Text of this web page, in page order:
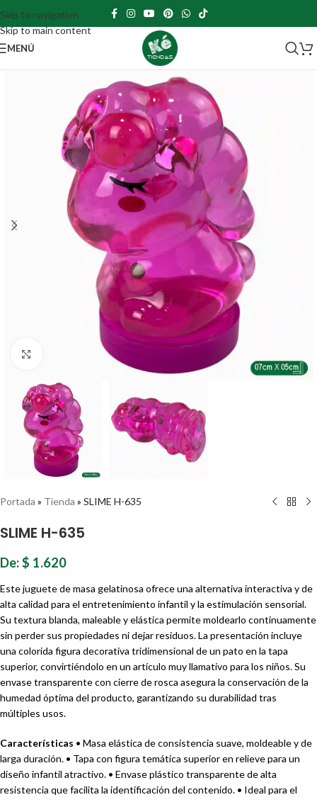
Skip to navigation
Skip to main content
MENÚ
Haz clic para ampliar
Portada » Tienda » SLIME H-635
SLIME H-635
De:$ 1.620
Este juguete de masa gelatinosa ofrece una alternativa interactiva y de
alta calidad para el entretenimiento infantil y la estimulación sensorial.
Su textura blanda, maleable y elástica permite moldearlo continuamente
sin perder sus propiedades ni dejar residuos. La presentación incluye
una colorida figura decorativa tridimensional de un pato en la tapa
superior, convirtiéndolo en un artículo muy llamativo para los niños. Su
envase transparente con cierre de rosca asegura la conservación de la
humedad óptima del producto, garantizando su durabilidad tras
múltiples usos.
Características • Masa elástica de consistencia suave, moldeable y de
larga duración. • Tapa con figura temática superior en relieve para un
diseño infantil atractivo. • Envase plástico transparente de alta
resistencia que facilita la identificación del contenido. • Ideal para el